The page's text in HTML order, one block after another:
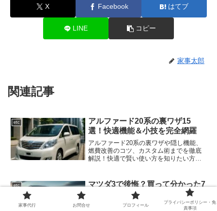
X Facebook はてブ
LINE コピー
家事太郎
関連記事
etc
アルファード20系の裏ワザ15
選！快適機能＆小技を完全網羅
アルファード20系の裏ワザや隠し機能、
燃費改善のコツ、カスタム術までを徹底
解説！快適で賢い使い方を知りたい方に
etc
マツダ3で後悔？買って分かった7
マツダ3でよくある後悔ポイント7選を実
家事代行 お問合せ プロフィール
プライバシーポリシー・免
責事項